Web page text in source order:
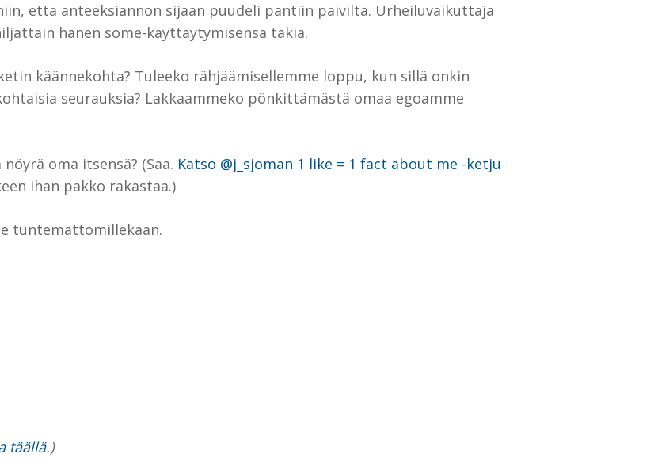
että anteeksiannon sijaan puudeli pantiin päiviltä. Urheiluvaikuttaja
hänen some-käyttäytymisensä takia.
käännekohta? Tuleeko rähjäämisellemme loppu, kun sillä onkin
seurauksia? Lakkaammeko pönkittämästä omaa egoamme
oma itsensä? (Saa. Katso @j_sjoman 1 like = 1 fact about me -ketju
ihan pakko rakastaa.)
tuntemattomillekaan.
täällä.)